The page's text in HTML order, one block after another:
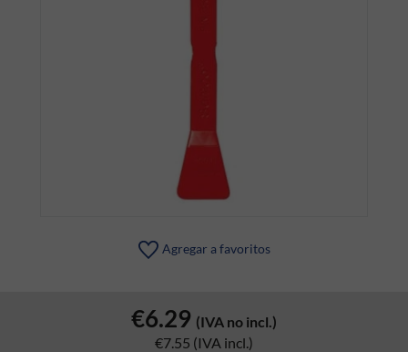
Agregar a favoritos
€6.29 (IVA no incl.)
€7.55 (IVA incl.)